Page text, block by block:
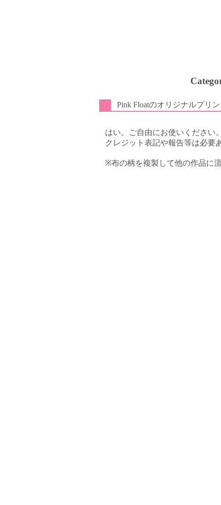
Pink Floatのオリジナルプリ
はい。ご自由にお使いください
クレジット表記や報告等は必要
※布の柄を複製して他の作品に